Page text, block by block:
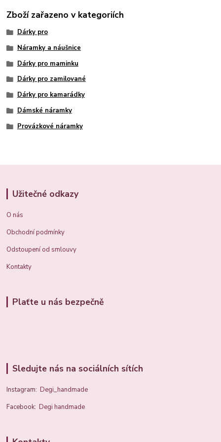
Zboží zařazeno v kategoriích
Dárky pro
Náramky a náušnice
Dárky pro maminku
Dárky pro zamilované
Dárky pro kamarádky
Dámské náramky
Provázkové náramky
Užitečné odkazy
O nás
Obchodní podmínky
Odstoupení od smlouvy
Kontakty
Plaťte u nás bezpečně
Sledujte nás na sociálních sítích
Instagram:Degi_handmade
Facebook:Degi handmade